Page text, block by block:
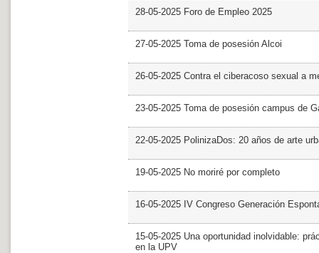
28-05-2025 Foro de Empleo 2025
27-05-2025 Toma de posesión Alcoi
26-05-2025 Contra el ciberacoso sexual a
23-05-2025 Toma de posesión campus de
22-05-2025 PolinizaDos: 20 años de arte
19-05-2025 No moriré por completo
16-05-2025 IV Congreso Generación
15-05-2025 Una oportunidad inolvidable:
en la UPV